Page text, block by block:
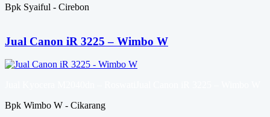
Bpk Syaiful - Cirebon
Jual Canon iR 3225 – Wimbo W
Bpk Wimbo W - Cikarang